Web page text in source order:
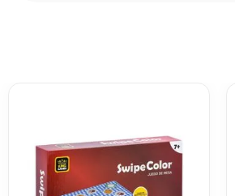
Escribe un comentario